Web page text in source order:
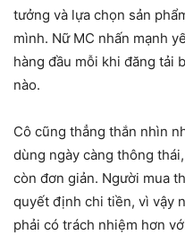
tưởng và lựa chọn sản
mình. Nữ MC nhấn mạnh
hàng đầu mỗi khi đăng tải
nào.
Cô cũng thẳng thắn nhìn
dùng ngày càng thông
còn đơn giản. Người mua
quyết định chi tiền, vì vậy
phải có trách nhiệm hơn